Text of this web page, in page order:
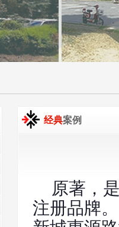
经典案例
原著，是
注册品牌